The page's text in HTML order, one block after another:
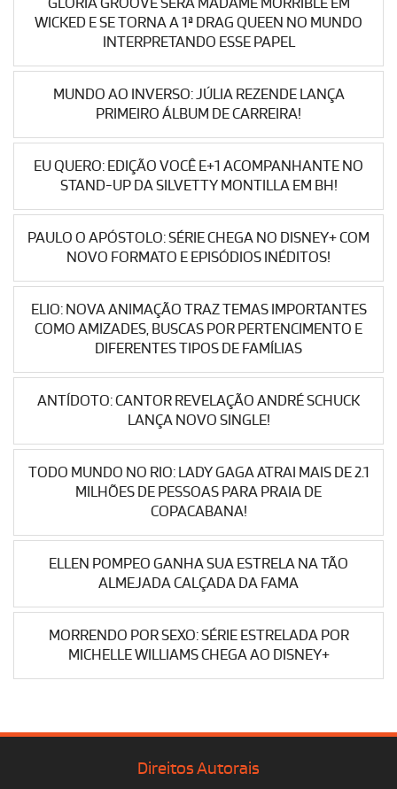
WICKED E SE TORNA A 1ª DRAG QUEEN NO MUNDO
INTERPRETANDO ESSE PAPEL
MUNDO AO INVERSO: JÚLIA REZENDE LANÇA
PRIMEIRO ÁLBUM DE CARREIRA!
EU QUERO: EDIÇÃO VOCÊ E+1 ACOMPANHANTE NO
STAND-UP DA SILVETTY MONTILLA EM BH!
PAULO O APÓSTOLO: SÉRIE CHEGA NO DISNEY+ COM
NOVO FORMATO E EPISÓDIOS INÉDITOS!
ELIO: NOVA ANIMAÇÃO TRAZ TEMAS IMPORTANTES
COMO AMIZADES, BUSCAS POR PERTENCIMENTO E
DIFERENTES TIPOS DE FAMÍLIAS
ANTÍDOTO: CANTOR REVELAÇÃO ANDRÉ SCHUCK
LANÇA NOVO SINGLE!
TODO MUNDO NO RIO: LADY GAGA ATRAI MAIS DE 2.1
MILHÕES DE PESSOAS PARA PRAIA DE
COPACABANA!
ELLEN POMPEO GANHA SUA ESTRELA NA TÃO
ALMEJADA CALÇADA DA FAMA
MORRENDO POR SEXO: SÉRIE ESTRELADA POR
MICHELLE WILLIAMS CHEGA AO DISNEY+
Direitos Autorais